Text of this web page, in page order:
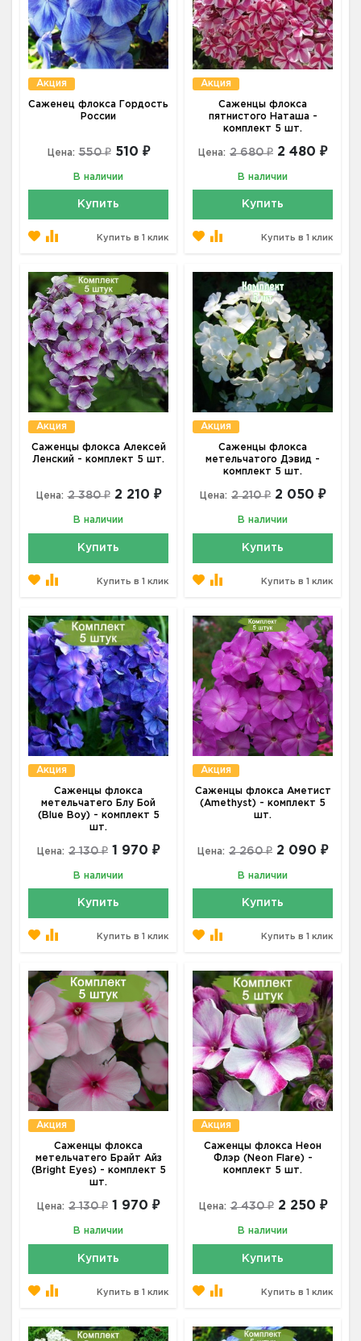
Акция
Саженец флокса Гордость
России
Цена: 550 ₽ 510 ₽
В наличии
Купить
Купить в 1 клик
Акция
Саженцы флокса
пятнистого Наташа -
комплект 5 шт.
Цена: 2 680 ₽ 2 480 ₽
В наличии
Купить
Купить в 1 клик
Акция
Саженцы флокса Алексей
Ленский - комплект 5 шт.
Цена: 2 380 ₽ 2 210 ₽
В наличии
Купить
Купить в 1 клик
Акция
Саженцы флокса
метельчатого Дэвид -
комплект 5 шт.
Цена: 2 210 ₽ 2 050 ₽
В наличии
Купить
Купить в 1 клик
Акция
Саженцы флокса
метельчатего Блу Бой
(Blue Boy) - комплект 5
шт.
Цена: 2 130 ₽ 1 970 ₽
В наличии
Купить
Купить в 1 клик
Акция
Саженцы флокса Аметист
(Amethyst) - комплект 5
шт.
Цена: 2 260 ₽ 2 090 ₽
В наличии
Купить
Купить в 1 клик
Акция
Саженцы флокса
метельчатего Брайт Айз
(Bright Eyes) - комплект 5
шт.
Цена: 2 130 ₽ 1 970 ₽
В наличии
Купить
Купить в 1 клик
Акция
Саженцы флокса Неон
Флэр (Neon Flare) -
комплект 5 шт.
Цена: 2 430 ₽ 2 250 ₽
В наличии
Купить
Купить в 1 клик